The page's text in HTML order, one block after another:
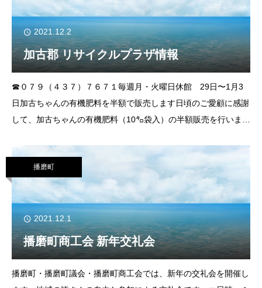
2021.12.2
加古郡 リサイクルプラザ情報
☎０７９（４３７）７６７１毎週月・火曜日休館 29日〜1月3
日加古ちゃんの有機肥料を半額で販売します日頃のご愛顧に感謝
して、加古ちゃんの有機肥料（10㌔袋入）の半額販売を行いま
売数 １世帯に10袋まで（
播磨町
2021.12.1
播磨町商工会 新年交礼会
播磨町・播磨町議会・播磨町商工会では、新年の交礼会を開催し